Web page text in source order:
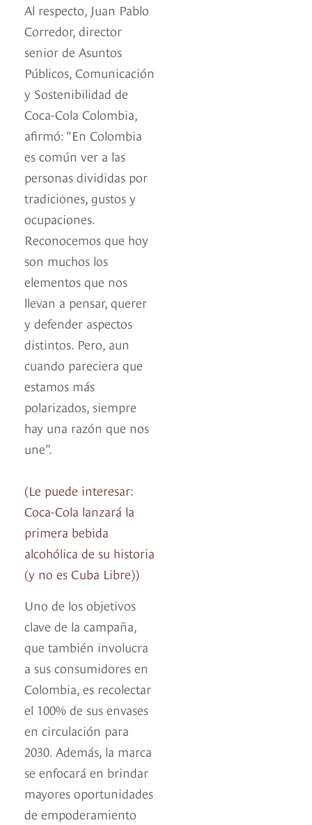
Al respecto, Juan Pablo
Corredor, director
senior de Asuntos
Públicos, Comunicación
y Sostenibilidad de
Coca-Cola Colombia,
afirmó: “En Colombia
es común ver a las
personas divididas por
tradiciones, gustos y
ocupaciones.
Reconocemos que hoy
son muchos los
elementos que nos
llevan a pensar, querer
y defender aspectos
distintos. Pero, aun
cuando pareciera que
estamos más
polarizados, siempre
hay una razón que nos
une”.
(Le puede interesar:
Coca-Cola lanzará la
primera bebida
alcohólica de su historia
(y no es Cuba Libre))
Uno de los objetivos
clave de la campaña,
que también involucra
a sus consumidores en
Colombia, es recolectar
el 100% de sus envases
en circulación para
2030. Además, la marca
se enfocará en brindar
mayores oportunidades
de empoderamiento